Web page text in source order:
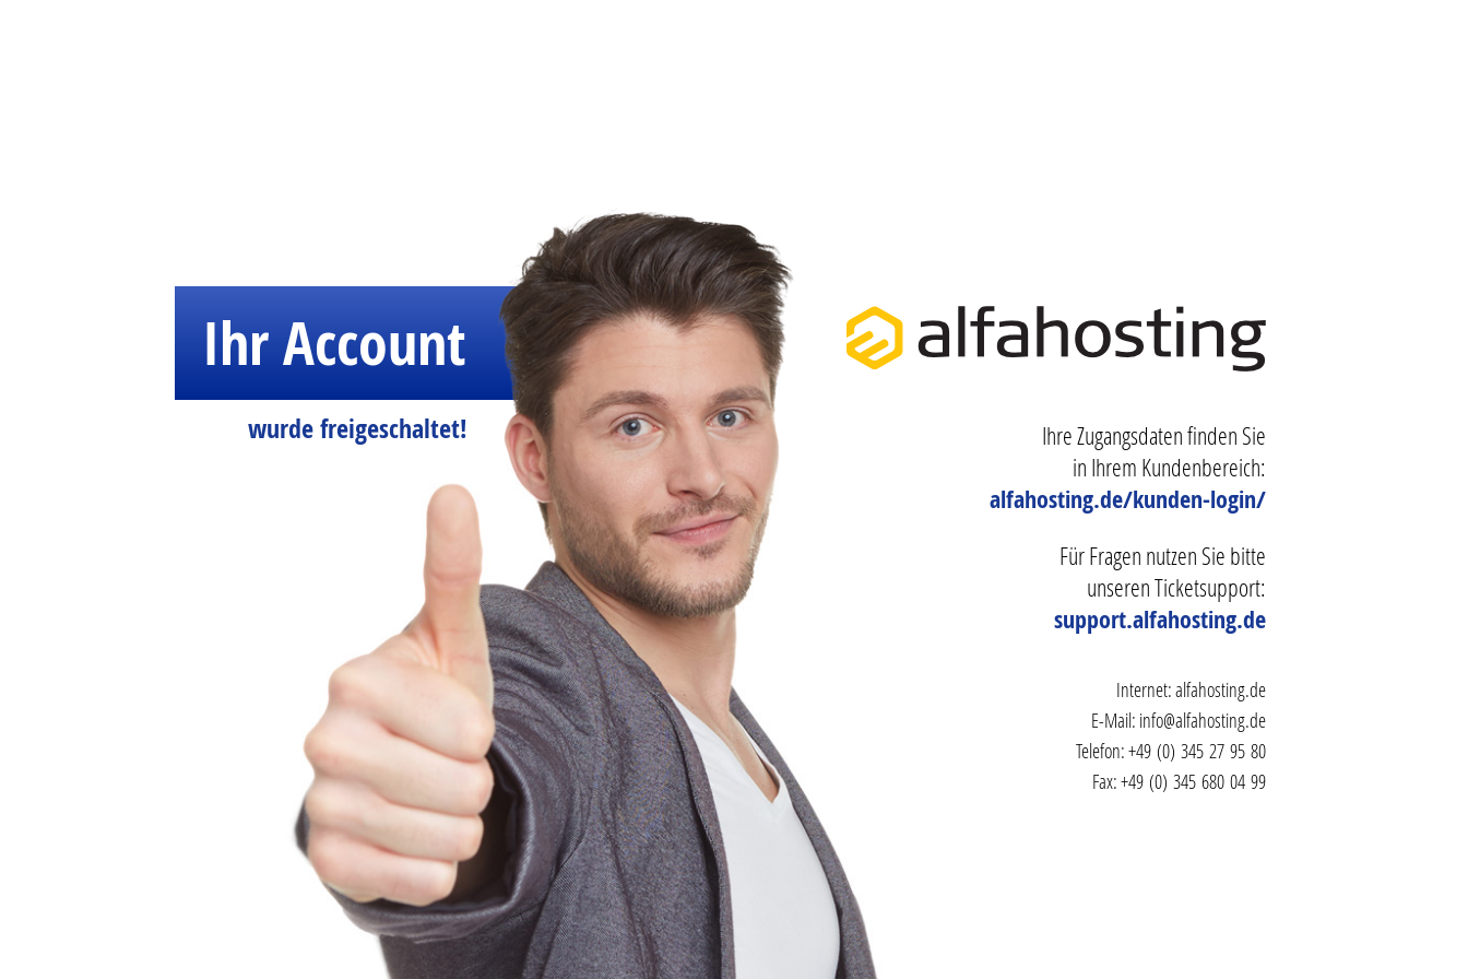
Ihr Account
wurde freigeschaltet!
Ihre Zugangsdaten finden Sie
in Ihrem Kundenbereich:
alfahosting.de/kunden-login/
Für Fragen nutzen Sie bitte
unseren Ticketsupport:
support.alfahosting.de
Internet:alfahosting.de
E-Mail: info@alfahosting.de
Telefon: +49 (0) 345 27 95 80
Fax: +49 (0) 345 680 04 99